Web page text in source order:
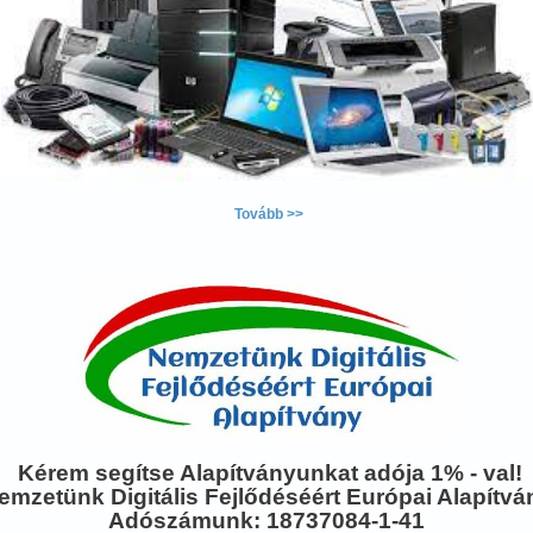
Tovább >>
Kérem segítse Alapítványunkat adója 1% - val!
Digitális Fejlődéséért Európai
Adószámunk: 18737084-1-41